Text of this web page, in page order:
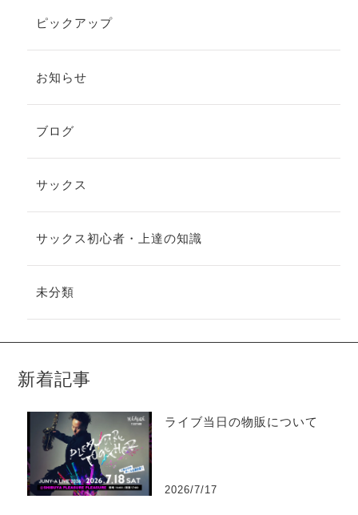
ピックアップ
お知らせ
ブログ
サックス
サックス初心者・上達の知識
未分類
新着記事
ライブ当日の物販について
2026/7/17